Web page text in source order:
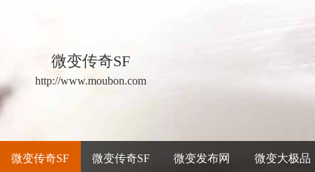
微变传奇SF
http://www.moubon.com
微变传奇SF 微变传奇SF 微变发布网 微变大极品